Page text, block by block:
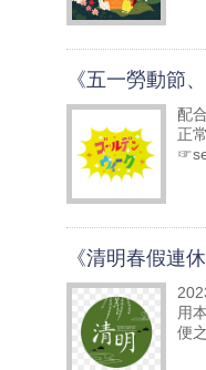
《五一勞動節
配
正
《清明春假連
用
便